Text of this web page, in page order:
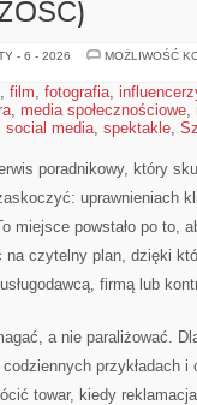
- 6 - 2026
MOŻLIWOŚĆ
, film, fotografia,
, media społecznościowe,
social media, spektakle,
poradnikowy, który
uprawnieniach
miejsce powstało po to,
na czytelny plan, dzięki
firmą lub
a nie paraliżować.
przykładach i
towar, kiedy